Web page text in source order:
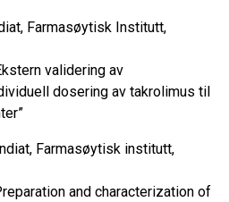
Farmasøytisk Institutt,
validering av
dosering av takrolimus til
Farmasøytisk institutt,
and characterization of